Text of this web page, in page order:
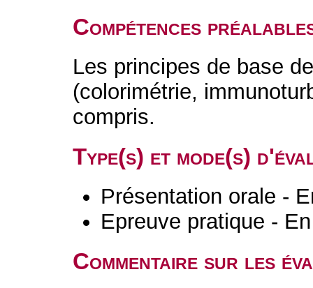
Compétences
Les principes de base
(colorimétrie,
compris.
Type(s) et mode(s)
Présentation orale -
Epreuve pratique -
Commentaire sur les